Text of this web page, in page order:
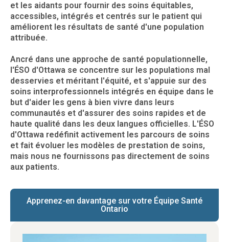
et les aidants pour fournir des soins équitables,
accessibles, intégrés et centrés sur le patient qui
améliorent les résultats de santé d'une population
attribuée.
Ancré dans une approche de santé populationnelle,
l'ÉSO d'Ottawa se concentre sur les populations mal
desservies et méritant l'équité, et s'appuie sur des
soins interprofessionnels intégrés en équipe dans le
but d'aider les gens à bien vivre dans leurs
communautés et d'assurer des soins rapides et de
haute qualité dans les deux langues officielles. L'ÉSO
d'Ottawa redéfinit activement les parcours de soins
et fait évoluer les modèles de prestation de soins,
mais nous ne fournissons pas directement de soins
aux patients.
Apprenez-en davantage sur votre Équipe Santé
Ontario